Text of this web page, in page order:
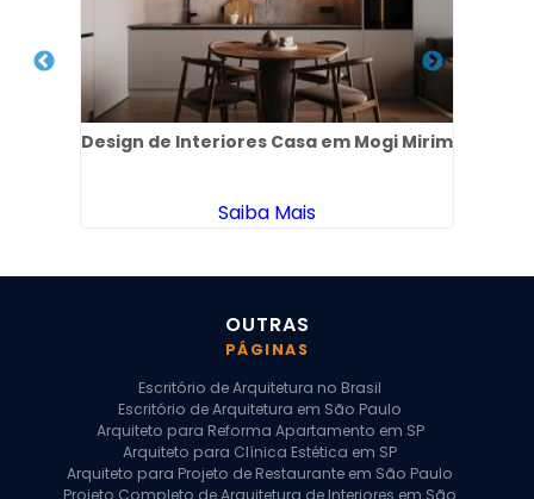
Design de Interiores Casa em Mogi Mirim
Saiba Mais
OUTRAS
PÁGINAS
Escritório de Arquitetura no Brasil
Escritório de Arquitetura em São Paulo
Arquiteto para Reforma Apartamento em SP
Arquiteto para Clínica Estética em SP
Arquiteto para Projeto de Restaurante em São Paulo